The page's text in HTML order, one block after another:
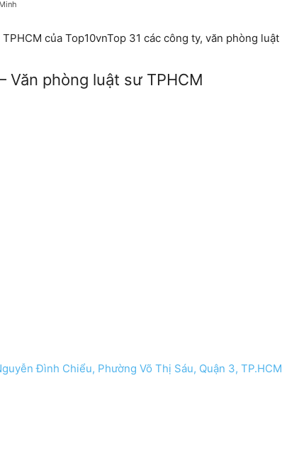
của Top10vnTop 31 các công ty, văn phòng luật
Văn phòng luật sư TPHCM
Đình Chiểu, Phường Võ Thị Sáu, Quận 3, TP.HCM